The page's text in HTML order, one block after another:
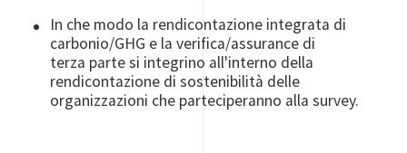
In che modo la rendicontazione integrata di
carbonio/GHG e la verifica/assurance di
terza parte si integrino all'interno della
rendicontazione di sostenibilità delle
organizzazioni che parteciperanno alla survey.